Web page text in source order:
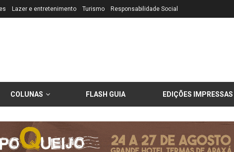
Lazer e entretenimento Turismo Responsabilidade Social
COLUNAS FLASH GUIA EDIÇÕES IMPRESSAS